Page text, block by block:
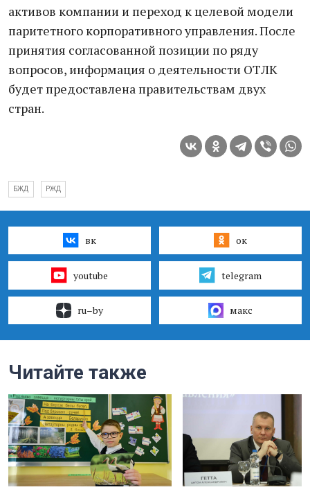
активов компании и переход к целевой модели
паритетного корпоративного управления. После
принятия согласованной позиции по ряду
вопросов, информация о деятельности ОТЛК
будет предоставлена правительствам двух
стран.
БЖД РЖД
вк ок
youtube telegram
ru–by макс
Читайте также